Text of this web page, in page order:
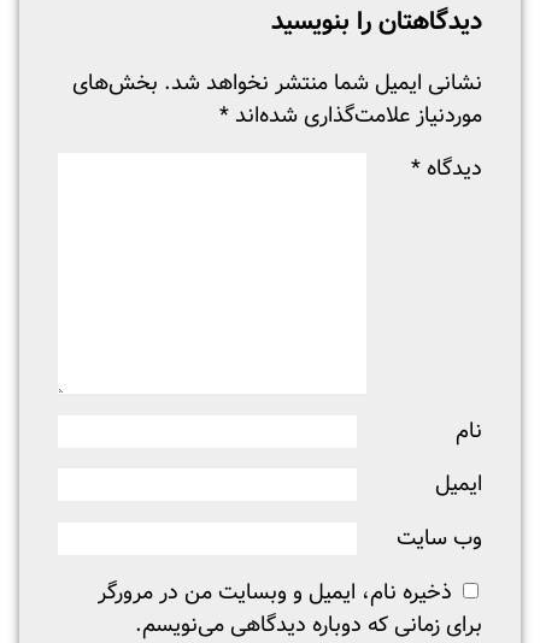
دیدگاهتان را بنویسید
نشانی ایمیل شما منتشر نخواهد شد. بخش‌های
موردنیاز علامت‌گذاری شده‌اند *
دیدگاه *
نام
ایمیل
وب‌ سایت
ذخیره نام، ایمیل و وبسایت من در مرورگر
برای زمانی که دوباره دیدگاهی می‌نویسم.